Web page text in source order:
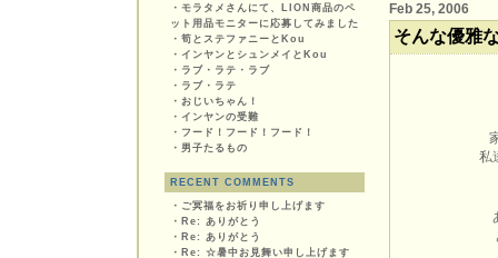
・ モラタメさんにて、LION商品のペ
ット用品モニターに応募してみました
・ 筍とステファニーとKou
・ インヤンとシュンメイとKou
・ ラブ・ラテ・ラブ
・ ラブ・ラテ
・ おじいちゃん！
・ インヤンの受難
・ フード！フード！フード！
・ 男子たるもの
RECENT COMMENTS
・ ご冥福をお祈り申し上げます
・ Re: ありがとう
・ Re: ありがとう
・ Re: ☆暑中お見舞い申し上げます
Feb 25, 2006
そんな優雅
私